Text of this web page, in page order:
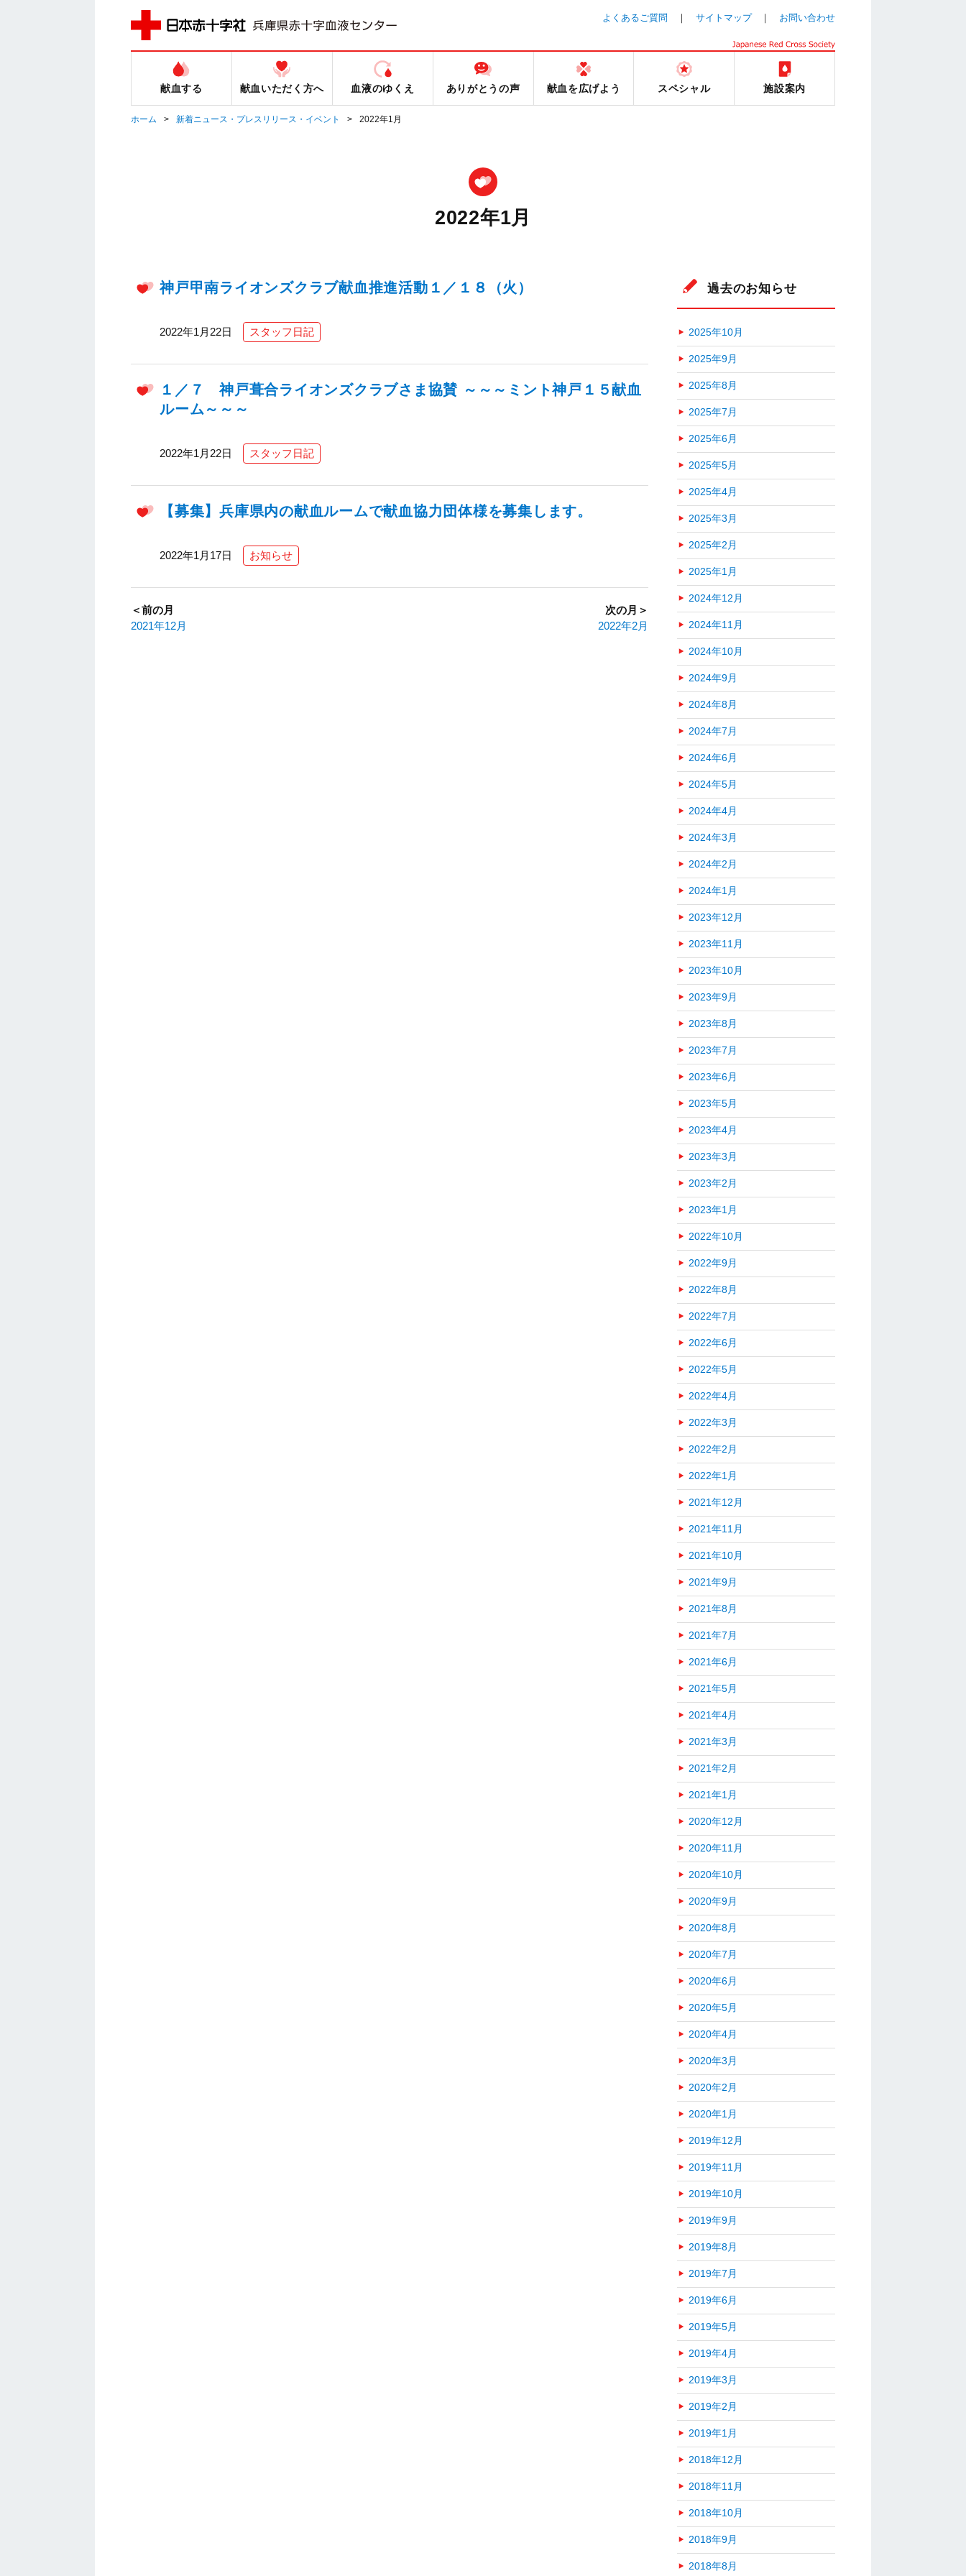
よくあるご質問 サイトマップ お問い合わせ
献血する 献血いただく方へ 血液のゆくえ ありがとうの声 献血を広げよう スペシャル 施設案内
ホーム 新着ニュース・プレスリリース・イベント 2022年1月
2022年1月
神戸甲南ライオンズクラブ献血推進活動１／１８（火）
2022年1月22日 スタッフ日記
１／７ 神戸葺合ライオンズクラブさま協賛 ～～～ミント神戸１５献血
ルーム～～～
2022年1月22日 スタッフ日記
【募集】兵庫県内の献血ルームで献血協力団体様を募集します。
2022年1月17日 お知らせ
＜前の月
2021年12月
次の月＞
2022年2月
過去のお知らせ
2025年10月
2025年9月
2025年8月
2025年7月
2025年6月
2025年5月
2025年4月
2025年3月
2025年2月
2025年1月
2024年12月
2024年11月
2024年10月
2024年9月
2024年8月
2024年7月
2024年6月
2024年5月
2024年4月
2024年3月
2024年2月
2024年1月
2023年12月
2023年11月
2023年10月
2023年9月
2023年8月
2023年7月
2023年6月
2023年5月
2023年4月
2023年3月
2023年2月
2023年1月
2022年10月
2022年9月
2022年8月
2022年7月
2022年6月
2022年5月
2022年4月
2022年3月
2022年2月
2022年1月
2021年12月
2021年11月
2021年10月
2021年9月
2021年8月
2021年7月
2021年6月
2021年5月
2021年4月
2021年3月
2021年2月
2021年1月
2020年12月
2020年11月
2020年10月
2020年9月
2020年8月
2020年7月
2020年6月
2020年5月
2020年4月
2020年3月
2020年2月
2020年1月
2019年12月
2019年11月
2019年10月
2019年9月
2019年8月
2019年7月
2019年6月
2019年5月
2019年4月
2019年3月
2019年2月
2019年1月
2018年12月
2018年11月
2018年10月
2018年9月
2018年8月